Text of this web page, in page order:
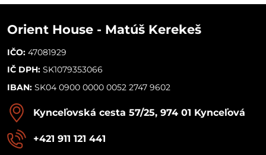
Orient House - Matúš Kerekeš
IČO: 47081929
IČ DPH: SK1079353066
IBAN: SK04 0900 0000 0052 2747 9602
Kynceľovská cesta 57/25, 974 01 Kynceľová
+421 911 121 441